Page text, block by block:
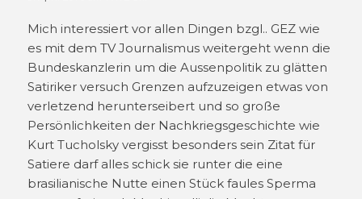
Mich interessiert vor allen Dingen bzgl.. GEZ wie
es mit dem TV Journalismus weitergeht wenn die
Bundeskanzlerin um die Aussenpolitik zu glätten
Satiriker versuch Grenzen aufzuzeigen etwas von
verletzend herunterseibert und so große
Persönlichkeiten der Nachkriegsgeschichte wie
Kurt Tucholsky vergisst besonders sein Zitat für
Satiere darf alles schick sie runter die eine
brasilianische Nutte einen Stück faules Sperma